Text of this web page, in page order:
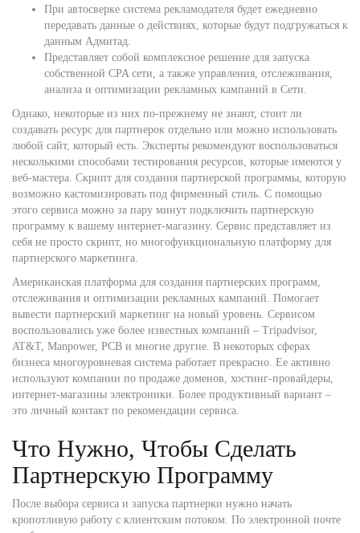
При автосверке система рекламодателя будет ежедневно
передавать данные о действиях, которые будут подгружаться к
данным Адмитад.
Представляет собой комплексное решение для запуска
собственной CPA сети, а также управления, отслеживания,
анализа и оптимизации рекламных кампаний в Сети.
Однако, некоторые из них по-прежнему не знают, стоит ли
создавать ресурс для партнерок отдельно или можно использовать
любой сайт, который есть. Эксперты рекомендуют воспользоваться
несколькими способами тестирования ресурсов, которые имеются у
веб-мастера. Скрипт для создания партнерской программы, которую
возможно кастомизировать под фирменный стиль. С помощью
этого сервиса можно за пару минут подключить партнерскую
программу к вашему интернет-магазину. Сервис представляет из
себя не просто скрипт, но многофункциональную платформу для
партнерского маркетинга.
Американская платформа для создания партнерских программ,
отслеживания и оптимизации рекламных кампаний. Помогает
вывести партнерский маркетинг на новый уровень. Сервисом
воспользовались уже более известных компаний – Tripadvisor,
AT&T, Manpower, PCB и многие другие. В некоторых сферах
бизнеса многоуровневая система работает прекрасно. Ее активно
используют компании по продаже доменов, хостинг-провайдеры,
интернет-магазины электроники. Более продуктивный вариант –
это личный контакт по рекомендации сервиса.
Что Нужно, Чтобы Сделать
Партнерскую Программу
После выбора сервиса и запуска партнерки нужно начать
кропотливую работу с клиентским потоком. По электронной почте